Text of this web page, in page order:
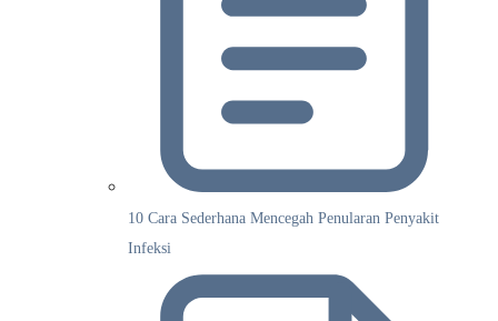
10 Cara Sederhana Mencegah Penularan Penyakit
Infeksi